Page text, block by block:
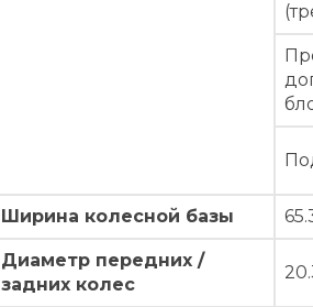
Ширина колесной базы
Диаметр передних /
задних колес